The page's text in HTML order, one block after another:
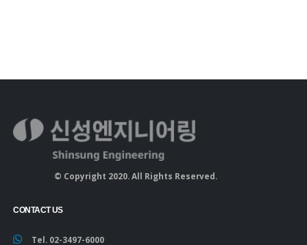
© Copyright 2020. All Rights Reserved.
CONTACT US
Tel. 02-3497-6000